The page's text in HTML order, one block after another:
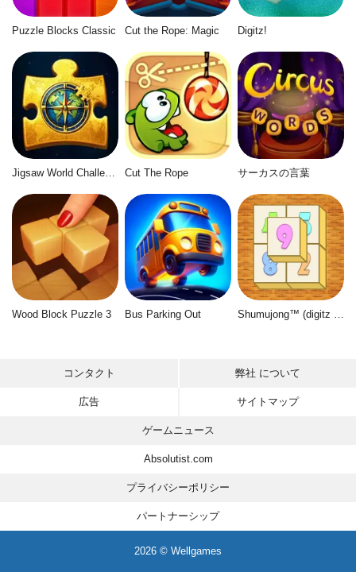
Puzzle Blocks Classic Cut the Rope: Magic Digitz!
Cut The Rope サーカスの言葉
Wood Block Puzzle 3 Bus Parking Out
コンタクト 弊社 について
広告 サイトマップ
ゲームニュース
Absolutist.com
プライバシーポリシー
パートナーシップ
2026 © Wellgames